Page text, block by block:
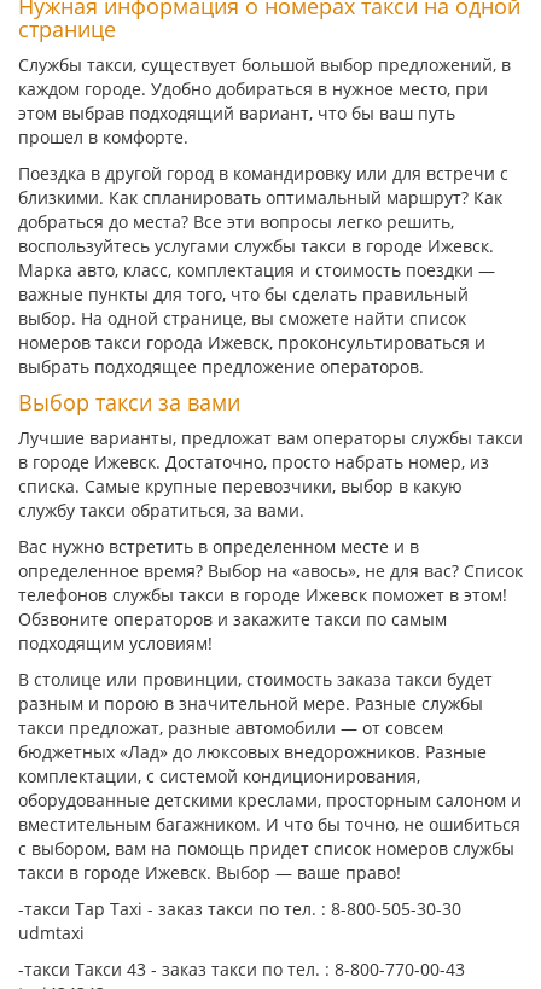
Нужная информация о номерах такси на одной
странице
Службы такси, существует большой выбор предложений, в
каждом городе. Удобно добираться в нужное место, при
этом выбрав подходящий вариант, что бы ваш путь
прошел в комфорте.
Поездка в другой город в командировку или для встречи с
близкими. Как спланировать оптимальный маршрут? Как
добраться до места? Все эти вопросы легко решить,
воспользуйтесь услугами службы такси в городе Ижевск.
Марка авто, класс, комплектация и стоимость поездки —
важные пункты для того, что бы сделать правильный
выбор. На одной странице, вы сможете найти список
номеров такси города Ижевск, проконсультироваться и
выбрать подходящее предложение операторов.
Выбор такси за вами
Лучшие варианты, предложат вам операторы службы такси
в городе Ижевск. Достаточно, просто набрать номер, из
списка. Самые крупные перевозчики, выбор в какую
службу такси обратиться, за вами.
Вас нужно встретить в определенном месте и в
определенное время? Выбор на «авось», не для вас? Список
телефонов службы такси в городе Ижевск поможет в этом!
Обзвоните операторов и закажите такси по самым
подходящим условиям!
В столице или провинции, стоимость заказа такси будет
разным и порою в значительной мере. Разные службы
такси предложат, разные автомобили — от совсем
бюджетных «Лад» до люксовых внедорожников. Разные
комплектации, с системой кондиционирования,
оборудованные детскими креслами, просторным салоном и
вместительным багажником. И что бы точно, не ошибиться
с выбором, вам на помощь придет список номеров службы
такси в городе Ижевск. Выбор — ваше право!
-такси Tap Taxi - заказ такси по тел. : 8-800-505-30-30
udmtaxi
-такси Такси 43 - заказ такси по тел. : 8-800-770-00-43